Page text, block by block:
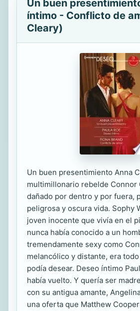
Un buen
íntimo - Conflicto de
Cleary)
Un buen presentimiento Anna
multimillonario rebelde Connor
dañado por dentro y por fuera,
peligrosa y oscura vida. Sophy
joven inocente que vivía en el
nunca había conocido a un
tremendamente sexy como
melancólico y distante, era
podía desear. Deseo íntimo
había vuelto. Y quería ser
con su antigua amante,
una oferta que Matthew